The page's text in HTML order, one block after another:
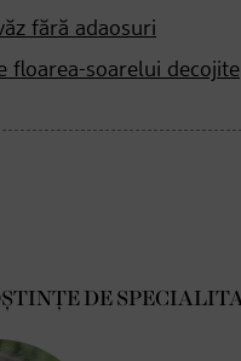
fără adaosuri
floarea-soarelui decojite